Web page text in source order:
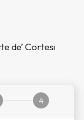
de’ Cortesi
4